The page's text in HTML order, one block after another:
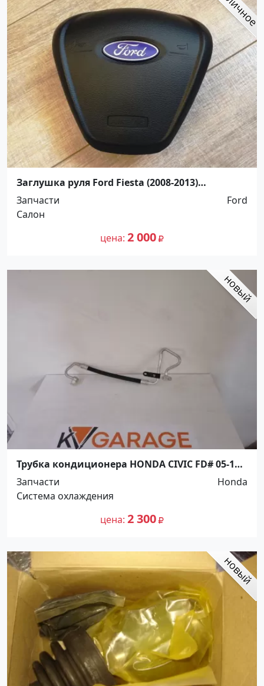
Заглушка руля Ford Fiesta (2008-2013)
Краснодар
Запчасти
Ford
Салон
цена 2 000
Трубка кондиционера HONDA CIVIC FD# 05-11
(от компрессора к радиатору) Краснодар
Запчасти
Honda
Система охлаждения
цена 2 300